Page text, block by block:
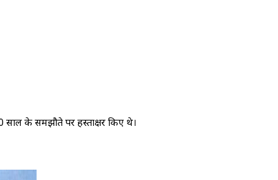
के समझौते पर हस्ताक्षर किए थे।